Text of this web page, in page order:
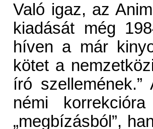
Való igaz, az
kiadását még
híven a már
kötet a
író
némi
„megbízásból”,